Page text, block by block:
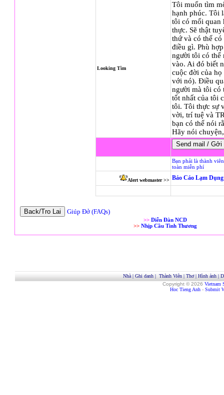
Looking Tìm
Tôi muốn tìm
hạnh phúc. Tôi
tôi có mối quan
thực. Sẽ thật
thứ và có thể
điều gì. Phù
người tôi có thể
vào. Ai đó biết
cuộc đời của
với nó). Điều
người mà tôi có
tốt nhất của tôi
tôi. Tôi thực sự
vời, trí tuệ và
bạn có thể nói
Hãy nói
Bạn phải là thành
toàn miễn phí
Alert webmaster >> Báo Cáo Lạm
Giúp Đở (FAQs)
>> Diễn Đàn NCD
>> Nhịp Cầu Tình Thương
Nhà| Ghi danh| Thành Viên| Thơ| Hình ảnh|
Copyright © 2026 Vietnam
Hoc Tieng Anh - Submit